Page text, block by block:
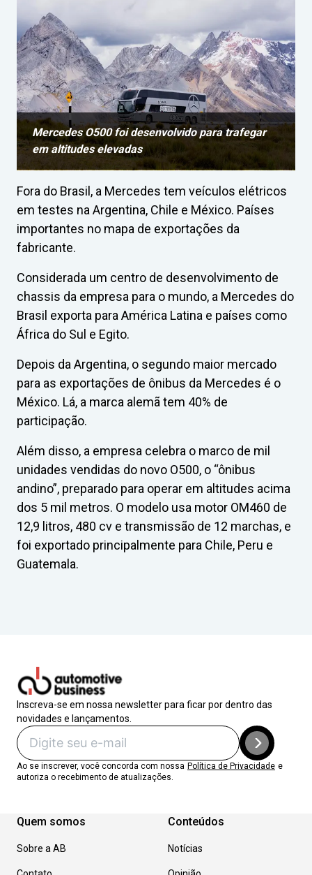
Mercedes O500 foi desenvolvido para trafegar
em altitudes elevadas
Fora do Brasil, a Mercedes tem veículos elétricos
em testes na Argentina, Chile e México. Países
importantes no mapa de exportações da
fabricante.
Considerada um centro de desenvolvimento de
chassis da empresa para o mundo, a Mercedes do
Brasil exporta para América Latina e países como
África do Sul e Egito.
Depois da Argentina, o segundo maior mercado
para as exportações de ônibus da Mercedes é o
México. Lá, a marca alemã tem 40% de
participação.
Além disso, a empresa celebra o marco de mil
unidades vendidas do novo O500, o “ônibus
andino”, preparado para operar em altitudes acima
dos 5 mil metros. O modelo usa motor OM460 de
12,9 litros, 480 cv e transmissão de 12 marchas, e
foi exportado principalmente para Chile, Peru e
Guatemala.
Inscreva-se em nossa newsletter para ficar por dentro das
novidades e lançamentos.
Ao se inscrever, você concorda com nossa Política de Privacidade e
autoriza o recebimento de atualizações.
Quem somos
Sobre a AB
Conteúdos
Notícias